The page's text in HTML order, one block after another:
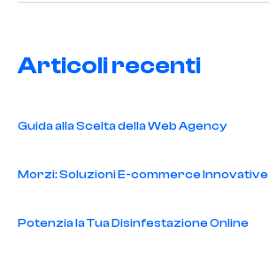
Articoli recenti
Guida alla Scelta della Web Agency
Morzi: Soluzioni E-commerce Innovative
Potenzia la Tua Disinfestazione Online